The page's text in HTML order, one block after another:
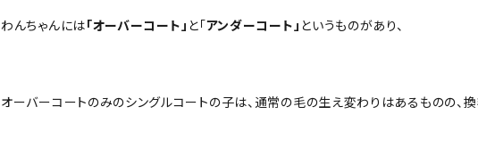
わんちゃんには「オーバーコート」 と「アンダーコート」 というものがあり、
オーバーコートのみのシングルコートの子は、通常の毛の生え変わりはあるものの、